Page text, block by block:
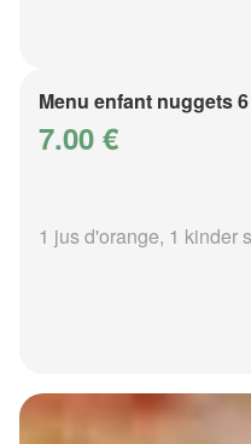
Menu enfant nuggets
7.00 €
1 jus d'orange, 1 kinder